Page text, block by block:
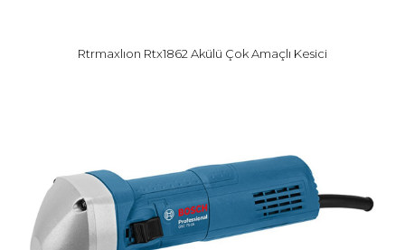
Rtrmaxlıon Rtx1862 Akülü Çok Amaçlı Kesici